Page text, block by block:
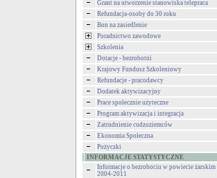
Grant na utworzenie stanowiska telepraca
Refundacja-osoby do 30 roku
Bon na zasiedlenie
Poradnictwo zawodowe
Szkolenia
Dotacje - bezrobotni
Krajowy Fundusz Szkoleniowy
Refundacje - pracodawcy
Dodatek aktywizacyjny
Prace społecznie użyteczne
Program aktywizacja i integracja
Zatrudnienie cudzoziemców
Ekonomia Społeczna
Pożyczki
INFORMACJE STATYSTYCZNE
Informacje o bezrobociu w powiecie żarskim
2004-2011